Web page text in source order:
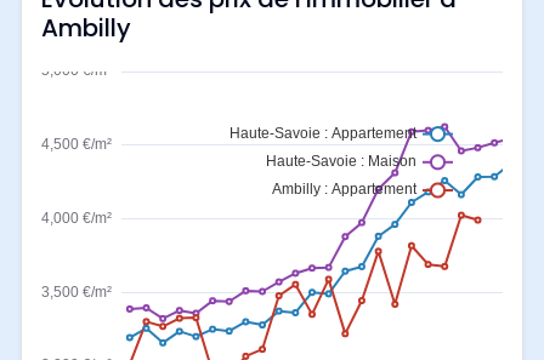
Ambilly